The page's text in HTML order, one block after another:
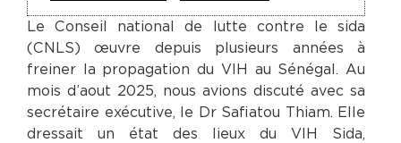
Le Conseil national de lutte contre le sida
(CNLS) œuvre depuis plusieurs années à
freiner la propagation du VIH au Sénégal. Au
mois d’aout 2025, nous avions discuté avec sa
secrétaire exécutive, le Dr Safiatou Thiam. Elle
dressait un état des lieux du VIH Sida,